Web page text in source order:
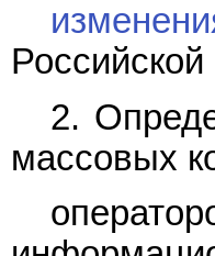
2.
массовых